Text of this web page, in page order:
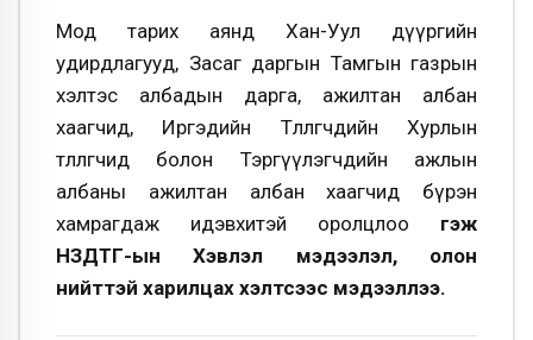
Мод тарих аянд Хан-Уул дүүргийн
удирдлагууд, Засаг даргын Тамгын газрын
хэлтэс албадын дарга, ажилтан албан
хаагчид, Иргэдийн Төлөөлөгчдийн Хурлын
төлөөлөгчид болон Тэргүүлэгчдийн ажлын
албаны ажилтан албан хаагчид бүрэн
хамрагдаж идэвхитэй оролцлоо гэж
НЗДТГ-ын Хэвлэл мэдээлэл, олон
нийттэй харилцах хэлтсээс мэдээллээ.